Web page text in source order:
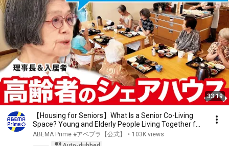
33:19
【Housing for Seniors】What Is a Senior Co-Living
Space? Young and Elderly People Living Together f...
ABEMA Prime #アベプラ【公式】 • 103K views